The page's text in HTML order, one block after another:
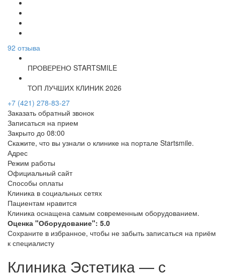
92 отзыва
ПРОВЕРЕНО STARTSMILE
ТОП ЛУЧШИХ КЛИНИК 2026
+7 (421) 278-83-27
Заказать обратный звонок
Записаться на прием
Закрыто до 08:00
Скажите, что вы узнали о клинике на портале Startsmile.
Адрес
Режим работы
Официальный сайт
Способы оплаты
Клиника в социальных сетях
Пациентам нравится
Клиника оснащена самым современным оборудованием.
Оценка "Оборудование": 5.0
Сохраните в избранное, чтобы не забыть записаться на приём
к специалисту
Клиника Эстетика — с